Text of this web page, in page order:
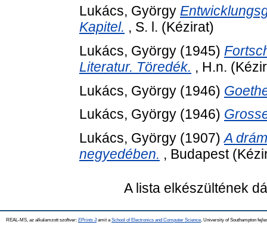
Lukács, György
Kapitel. , S. l. (Kézirat)
Lukács, György (1945)
Literatur. Töredék. , H.n.
Lukács, György (1946)
Lukács, György (1946)
Lukács, György (1907)A
negyedében. , Budapest
A lista elkészültének
REAL-MS, az alkalamzott szoftver: EPrints 3amit a School of Electronics and Computer Science , University of Southampton